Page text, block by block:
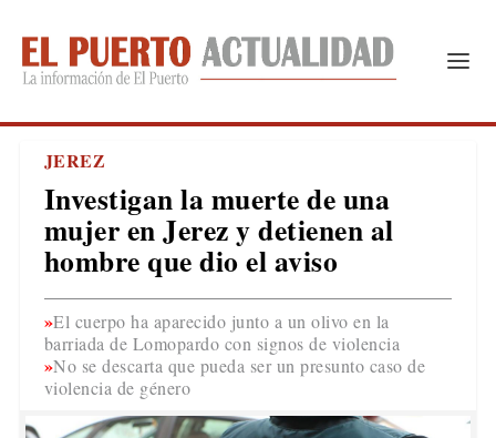
JEREZ
Investigan la muerte de una
mujer en Jerez y detienen al
hombre que dio el aviso
El cuerpo ha aparecido junto a un olivo en la
barriada de Lomopardo con signos de violencia
No se descarta que pueda ser un presunto caso de
violencia de género